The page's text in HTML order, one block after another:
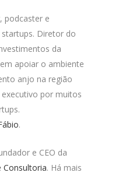
podcaster e
Diretor do
da
apoiar o ambiente
anjo na região
por muitos
.
e CEO da
Consultoria. Há mais